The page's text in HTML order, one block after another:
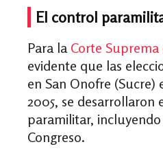
El control
Para la Corte Suprema
evidente que las
en San Onofre (Sucre)
2005, se desarrollaron
paramilitar,
Congreso.